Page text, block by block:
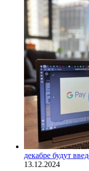
декабре будут
13.12.2024